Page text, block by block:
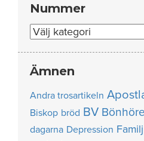
Nummer
Nummer
Ämnen
Andra trosartikeln
Biskop bröd BV
dagarna Depression Familj